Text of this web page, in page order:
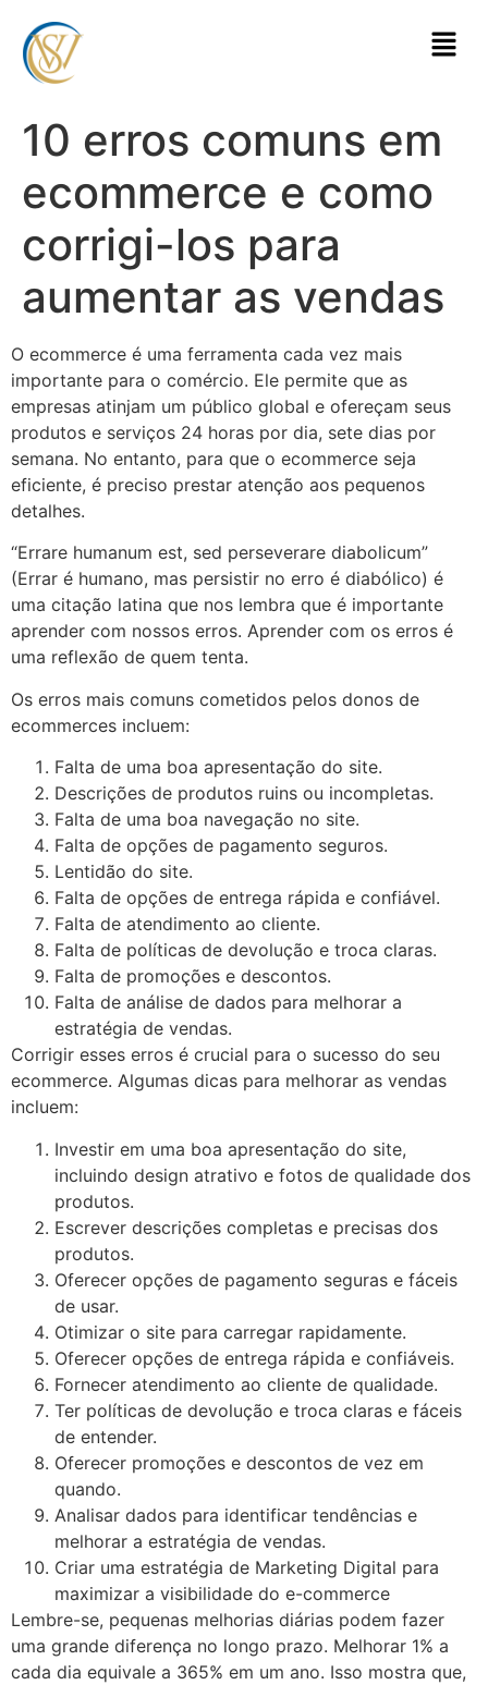
10 erros comuns em
ecommerce e como
corrigi-los para
aumentar as vendas
O ecommerce é uma ferramenta cada vez mais
importante para o comércio. Ele permite que as
empresas atinjam um público global e ofereçam seus
produtos e serviços 24 horas por dia, sete dias por
semana. No entanto, para que o ecommerce seja
eficiente, é preciso prestar atenção aos pequenos
detalhes.
“Errare humanum est, sed perseverare diabolicum”
(Errar é humano, mas persistir no erro é diabólico) é
uma citação latina que nos lembra que é importante
aprender com nossos erros. Aprender com os erros é
uma reflexão de quem tenta.
Os erros mais comuns cometidos pelos donos de
ecommerces incluem:
Falta de uma boa apresentação do site.
Descrições de produtos ruins ou incompletas.
Falta de uma boa navegação no site.
Falta de opções de pagamento seguros.
Lentidão do site.
Falta de opções de entrega rápida e confiável.
Falta de atendimento ao cliente.
Falta de políticas de devolução e troca claras.
Falta de promoções e descontos.
Falta de análise de dados para melhorar a
estratégia de vendas.
Corrigir esses erros é crucial para o sucesso do seu
ecommerce. Algumas dicas para melhorar as vendas
incluem:
Investir em uma boa apresentação do site,
incluindo design atrativo e fotos de qualidade dos
produtos.
Escrever descrições completas e precisas dos
produtos.
Oferecer opções de pagamento seguras e fáceis
de usar.
Otimizar o site para carregar rapidamente.
Oferecer opções de entrega rápida e confiáveis.
Fornecer atendimento ao cliente de qualidade.
Ter políticas de devolução e troca claras e fáceis
de entender.
Oferecer promoções e descontos de vez em
quando.
Analisar dados para identificar tendências e
melhorar a estratégia de vendas.
Criar uma estratégia de Marketing Digital para
maximizar a visibilidade do e-commerce
Lembre-se, pequenas melhorias diárias podem fazer
uma grande diferença no longo prazo. Melhorar 1% a
cada dia equivale a 365% em um ano. Isso mostra que,